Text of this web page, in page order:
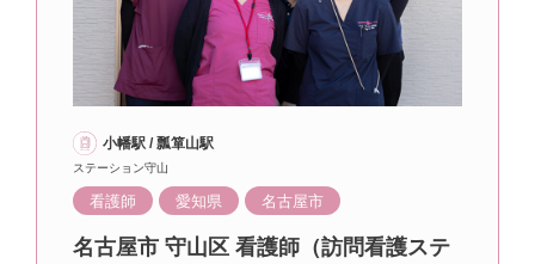
小幡駅 / 瓢箪山駅
ステーション守山
看護師 愛知県 名古屋市
名古屋市 守山区 看護師（訪問看護ステ